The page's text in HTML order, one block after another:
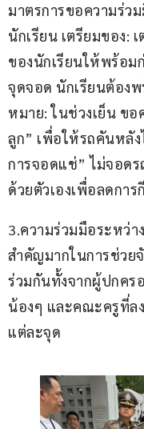
มาตรการขอความร่ว
นักเรียน เตรียมของ:
ของนักเรียนให้พร้อม
จุดจอด นักเรียนต้อง
หมาย: ในช่วงเย็น ขอ
ลูก” เพื่อให้รถคันหลั
การจอดแช่” ไม่จอด
ด้วยตัวเองเพื่อลดการ
​3.ความร่วมมือระหว่า
สำคัญมากในการช่วย
ร่วมกันทั้งจากผู้ปกคร
น้องๆ และคณะครูที่ล
แต่ละจุด